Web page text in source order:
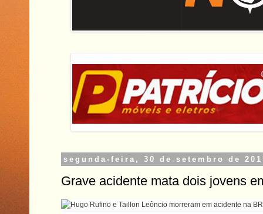
segunda-feira, 30 de setembro de
Grave acidente mata dois jovens